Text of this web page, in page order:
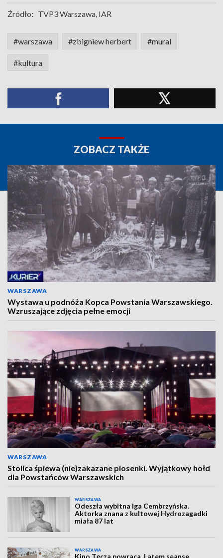
Źródło: TVP3 Warszawa, IAR
#warszawa #zbigniew herbert #mural
#kultura
ZOBACZ TAKŻE
WARSZAWA
Wystawa u podnóża Kopca Powstania Warszawskiego.
Wzruszające zdjęcia pełne emocji
WARSZAWA
Stolica śpiewa (nie)zakazane piosenki. Wyjątkowy hołd
dla Powstańców Warszawskich
WARSZAWA
Odeszła wybitna Iga Cembrzyńska.
Aktorka znana z kultowej Hydrozagadki
miała 87 lat
WARSZAWA